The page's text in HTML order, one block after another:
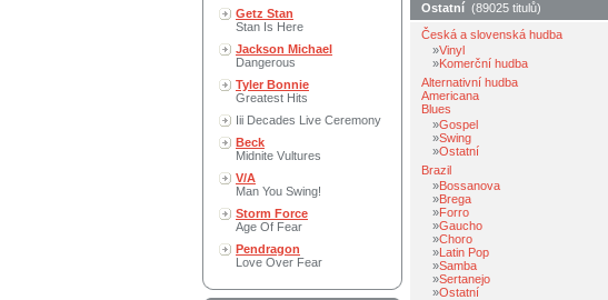
Getz Stan
Stan Is Here
Jackson Michael
Dangerous
Tyler Bonnie
Greatest Hits
Iii Decades Live Ceremony
Beck
Midnite Vultures
V/A
Man You Swing!
Storm Force
Age Of Fear
Pendragon
Love Over Fear
Ostatní (89025 titulů)
Česká a slovenská hudba
»Vinyl
»Komerční hudba
Alternativní hudba
Americana
Blues
»Gospel
»Swing
»Ostatní
Brazil
»Bossanova
»Brega
»Forro
»Gaucho
»Choro
»Latin Pop
»Samba
»Sertanejo
»Ostatní